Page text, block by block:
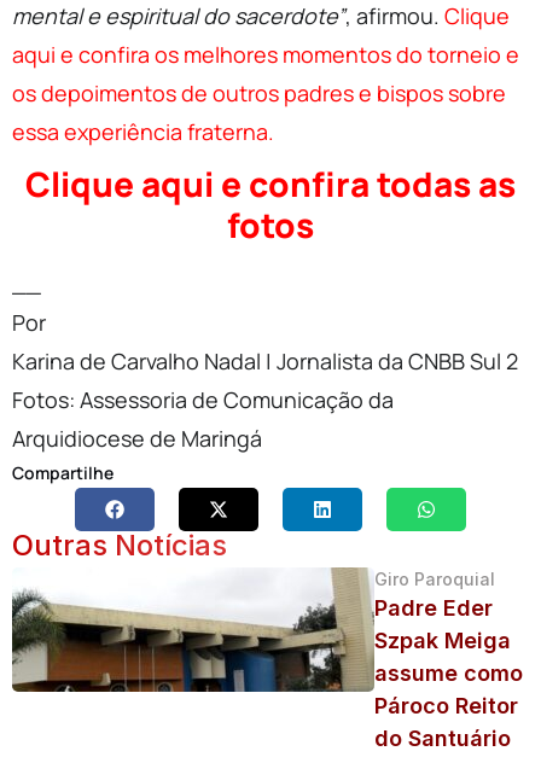
mental e espiritual do sacerdote”, afirmou. Clique
aqui e confira os melhores momentos do torneio e
os depoimentos de outros padres e bispos sobre
essa experiência fraterna.
Clique aqui e confira todas as
fotos
Por
Karina de Carvalho Nadal | Jornalista da CNBB Sul 2
Fotos: Assessoria de Comunicação da
Arquidiocese de Maringá
Compartilhe
Outras Notícias
Giro Paroquial
Padre Eder
Szpak Meiga
assume como
Pároco Reitor
do Santuário